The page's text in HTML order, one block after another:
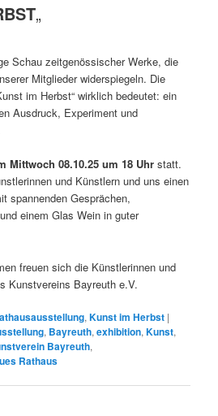
„
Schau zeitgenössischer Werke, die
Mitglieder widerspiegeln. Die
im Herbst“ wirklich bedeutet: ein
Ausdruck, Experiment und
Mittwoch 08.10.25 um 18 Uhr statt.
und Künstlern und uns einen
spannenden Gesprächen,
einem Glas Wein in guter
freuen sich die Künstlerinnen und
Kunstvereins Bayreuth e.V.
,Kunst im Herbst |
, Bayreuth,exhibition,Kunst,
Bayreuth,
Rathaus